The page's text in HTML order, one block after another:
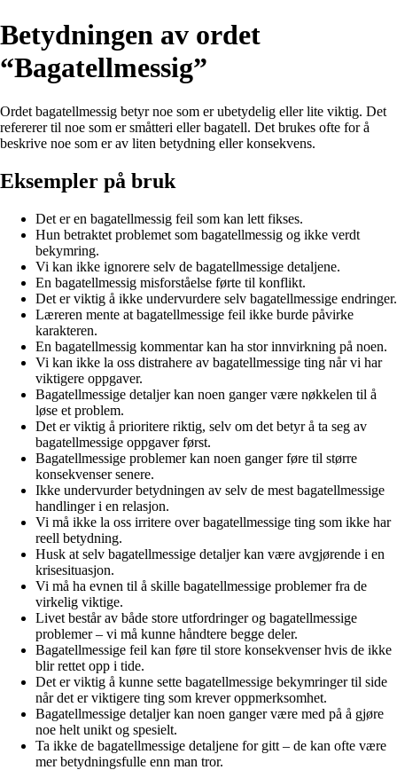
Betydningen av ordet
“Bagatellmessig”
Ordet bagatellmessig betyr noe som er ubetydelig eller lite viktig. Det
refererer til noe som er småtteri eller bagatell. Det brukes ofte for å
beskrive noe som er av liten betydning eller konsekvens.
Eksempler på bruk
Det er en bagatellmessig feil som kan lett fikses.
Hun betraktet problemet som bagatellmessig og ikke verdt
bekymring.
Vi kan ikke ignorere selv de bagatellmessige detaljene.
En bagatellmessig misforståelse førte til konflikt.
Det er viktig å ikke undervurdere selv bagatellmessige endringer.
Læreren mente at bagatellmessige feil ikke burde påvirke
karakteren.
En bagatellmessig kommentar kan ha stor innvirkning på noen.
Vi kan ikke la oss distrahere av bagatellmessige ting når vi har
viktigere oppgaver.
Bagatellmessige detaljer kan noen ganger være nøkkelen til å
løse et problem.
Det er viktig å prioritere riktig, selv om det betyr å ta seg av
bagatellmessige oppgaver først.
Bagatellmessige problemer kan noen ganger føre til større
konsekvenser senere.
Ikke undervurder betydningen av selv de mest bagatellmessige
handlinger i en relasjon.
Vi må ikke la oss irritere over bagatellmessige ting som ikke har
reell betydning.
Husk at selv bagatellmessige detaljer kan være avgjørende i en
krisesituasjon.
Vi må ha evnen til å skille bagatellmessige problemer fra de
virkelig viktige.
Livet består av både store utfordringer og bagatellmessige
problemer – vi må kunne håndtere begge deler.
Bagatellmessige feil kan føre til store konsekvenser hvis de ikke
blir rettet opp i tide.
Det er viktig å kunne sette bagatellmessige bekymringer til side
når det er viktigere ting som krever oppmerksomhet.
Bagatellmessige detaljer kan noen ganger være med på å gjøre
noe helt unikt og spesielt.
Ta ikke de bagatellmessige detaljene for gitt – de kan ofte være
mer betydningsfulle enn man tror.